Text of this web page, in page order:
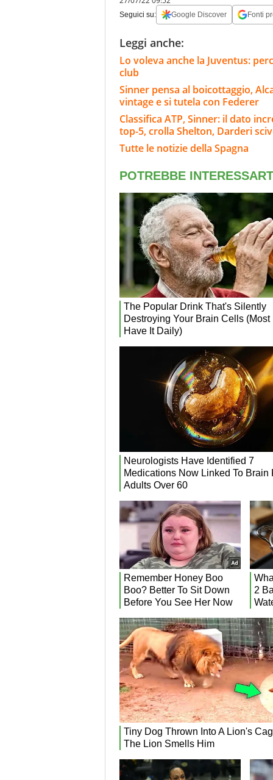
Seguici su: Google Discover Fonti
Leggi anche:
Lo voleva anche la Juventus:
club
Sinner pensa al boicottaggio,
vintage e si tutela con Federer
Classifica ATP, Sinner: il dato
top-5, crolla Shelton, Darderi
Tutte le notizie della Spagna